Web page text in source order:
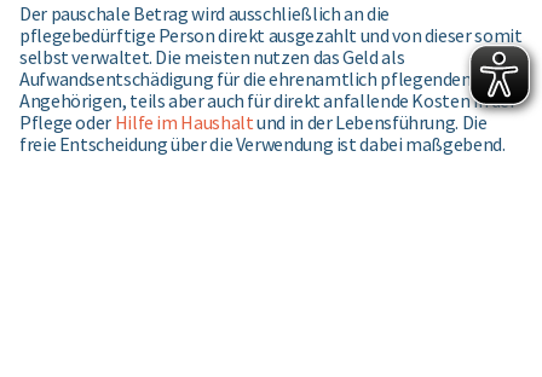
Der pauschale Betrag wird ausschließlich an die
pflegebedürftige Person direkt ausgezahlt und von dieser somit
selbst verwaltet. Die meisten nutzen das Geld als
Aufwandsentschädigung für die ehrenamtlich pflegenden
Angehörigen, teils aber auch für direkt anfallende Kosten in der
Pflege oder Hilfe im Haushaltund in der Lebensführung. Die
freie Entscheidung über die Verwendung ist dabei maßgebend.